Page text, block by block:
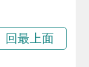
回最上面